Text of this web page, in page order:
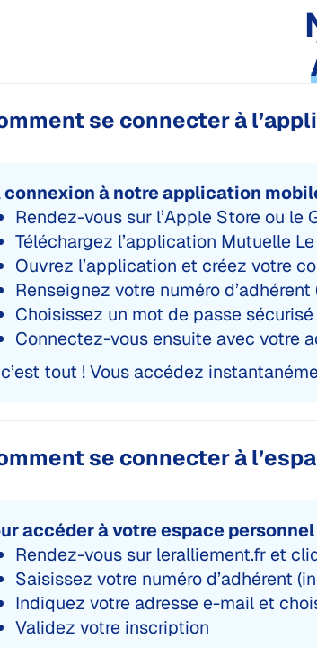
se connecter à
connexion à notre application
Rendez-vous sur l’Apple Store ou le
Téléchargez l’application Mutuelle
Ouvrez l’application et créez votre
Renseignez votre numéro
Choisissez un mot de passe sécurisé
Connectez-vous ensuite avec votre
tout ! Vous accédez
se connecter à
accéder à votre espace
Rendez-vous sur leralliement.fr et
Saisissez votre numéro d’adhérent
Indiquez votre adresse e-mail et
Validez votre inscription